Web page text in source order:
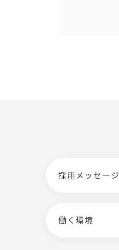
採用メッセージ
働く環境